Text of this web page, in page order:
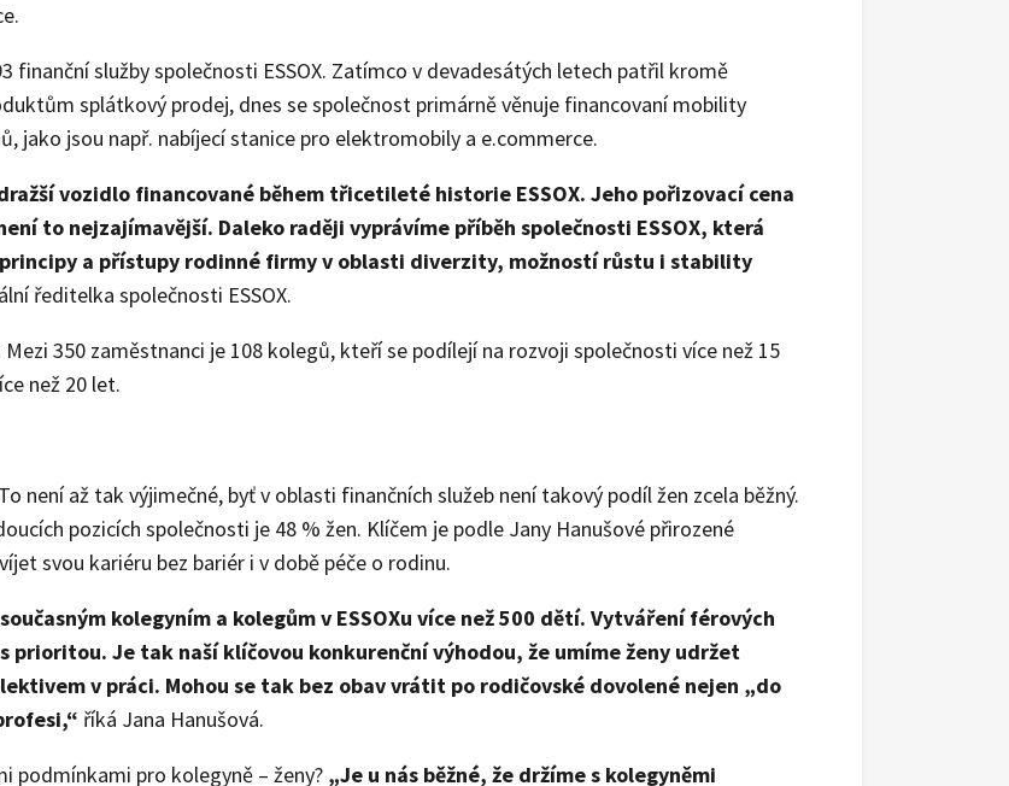
finanční služby společnosti ESSOX. Zatímco v devadesátých letech patřil kromě
splátkový prodej, dnes se společnost primárně věnuje financovaní mobility
jako jsou např. nabíjecí stanice pro elektromobily a e.commerce.
vozidlo financované během třicetileté historie ESSOX. Jeho pořizovací cena
to nejzajímavější. Daleko raději vyprávíme příběh společnosti ESSOX, která
a přístupy rodinné firmy v oblasti diverzity, možností růstu i stability
ředitelka společnosti ESSOX.
350 zaměstnanci je 108 kolegů, kteří se podílejí na rozvoji společnosti více než 15
než 20 let.
není až tak výjimečné, byť v oblasti finančních služeb není takový podíl žen zcela běžný.
pozicích společnosti je 48 % žen. Klíčem je podle Jany Hanušové přirozené
svou kariéru bez bariér i v době péče o rodinu.
kolegyním a kolegům v ESSOXu více než 500 dětí. Vytváření férových
prioritou. Je tak naší klíčovou konkurenční výhodou, že umíme ženy udržet
v práci. Mohou se tak bez obav vrátit po rodičovské dovolené nejen „do
říká Jana Hanušová.
podmínkami pro kolegyně – ženy? „Je u nás běžné, že držíme s kolegyněmi